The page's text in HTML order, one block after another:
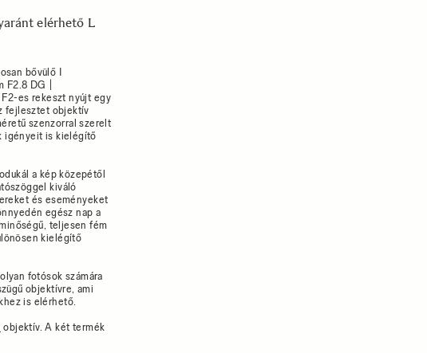
elérhető L
bővülő I
F2.8 DG |
es rekeszt nyújt egy
fejlesztet objektív
szenzorral szerelt
igényeit is kielégítő
a kép közepétől
kiváló
és eseményeket
egész nap a
teljesen fém
kielégítő
fotósok számára
objektívre, ami
is elérhető.
objektív. A két termék